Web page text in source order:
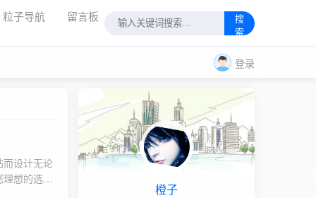
粒子导航 留言板
搜
索
登录
而设计无论
理想的选
橙子